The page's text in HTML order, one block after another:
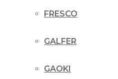
FRESCO
GALFER
GAOKI